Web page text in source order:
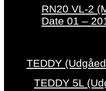
RN20 VL-2
Date 01 –
TEDDY
TEDDY 5L